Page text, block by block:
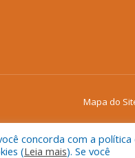
Mapa do
concorda com a política
(Leia mais). Se você